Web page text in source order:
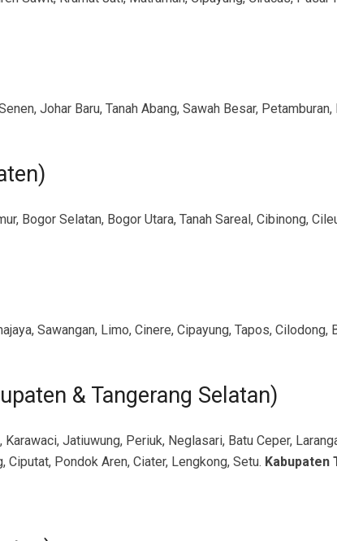
Johar Baru, Tanah Abang, Sawah Besar, Petamburan,
Bogor Selatan, Bogor Utara, Tanah Sareal, Cibinong,
Sawangan, Limo, Cinere, Cipayung, Tapos, Cilodong,
& Tangerang Selatan)
Karawaci, Jatiuwung, Periuk, Neglasari, Batu Ceper,
Ciputat, Pondok Aren, Ciater, Lengkong, Setu. Kabupaten